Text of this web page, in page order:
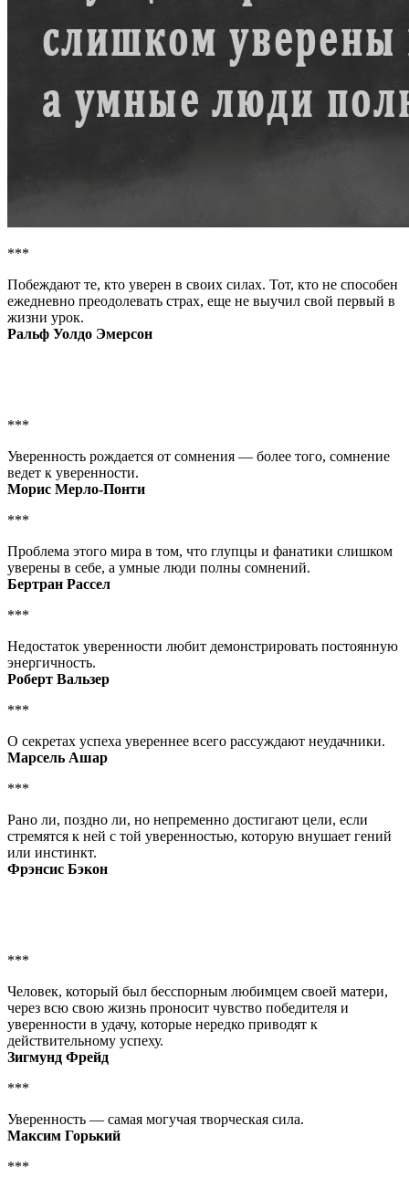
***
Побеждают те, кто уверен в своих силах. Тот, кто не способен
ежедневно преодолевать страх, еще не выучил свой первый в
жизни урок.
Ральф Уолдо Эмерсон
***
Уверенность рождается от сомнения — более того, сомнение
ведет к уверенности.
Морис Мерло-Понти
***
Проблема этого мира в том, что глупцы и фанатики слишком
уверены в себе, а умные люди полны сомнений.
Бертран Рассел
***
Недостаток уверенности любит демонстрировать постоянную
энергичность.
Роберт Вальзер
***
О секретах успеха увереннее всего рассуждают неудачники.
Марсель Ашар
***
Рано ли, поздно ли, но непременно достигают цели, если
стремятся к ней с той уверенностью, которую внушает гений
или инстинкт.
Фрэнсис Бэкон
***
Человек, который был бесспорным любимцем своей матери,
через всю свою жизнь проносит чувство победителя и
уверенности в удачу, которые нередко приводят к
действительному успеху.
Зигмунд Фрейд
***
Уверенность — самая могучая творческая сила.
Максим Горький
***